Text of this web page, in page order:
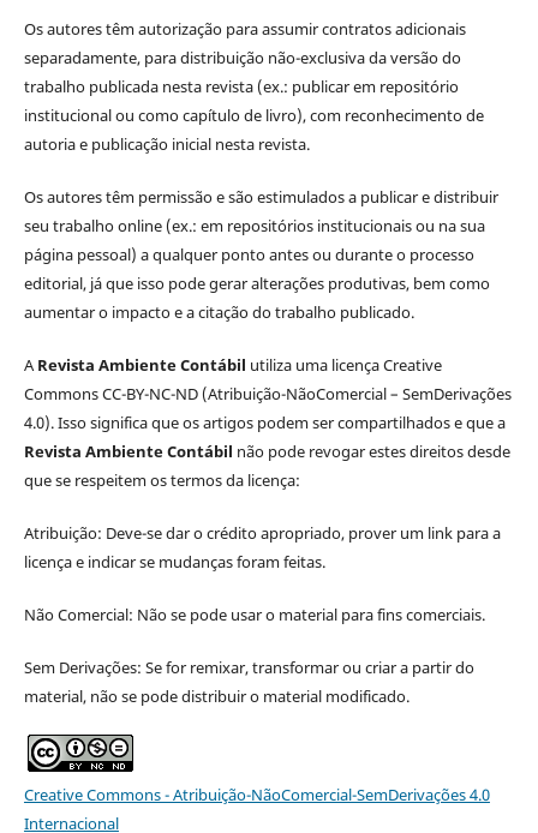
Os autores têm autorização para assumir contratos adicionais
separadamente, para distribuição não-exclusiva da versão do
trabalho publicada nesta revista (ex.: publicar em repositório
institucional ou como capítulo de livro), com reconhecimento de
autoria e publicação inicial nesta revista.
Os autores têm permissão e são estimulados a publicar e distribuir
seu trabalho online (ex.: em repositórios institucionais ou na sua
página pessoal) a qualquer ponto antes ou durante o processo
editorial, já que isso pode gerar alterações produtivas, bem como
aumentar o impacto e a citação do trabalho publicado.
ARevista Ambiente Contábil utiliza uma licença Creative
Commons CC-BY-NC-ND (Atribuição-NãoComercial – SemDerivações
4.0). Isso significa que os artigos podem ser compartilhados e que a
Revista Ambiente Contábil não pode revogar estes direitos desde
que se respeitem os termos da licença:
Atribuição: Deve-se dar o crédito apropriado, prover um link para a
licença e indicar se mudanças foram feitas.
Não Comercial: Não se pode usar o material para fins comerciais.
Sem Derivações: Se for remixar, transformar ou criar a partir do
material, não se pode distribuir o material modificado.
Creative Commons - Atribuição-NãoComercial-SemDerivações 4.0
Internacional